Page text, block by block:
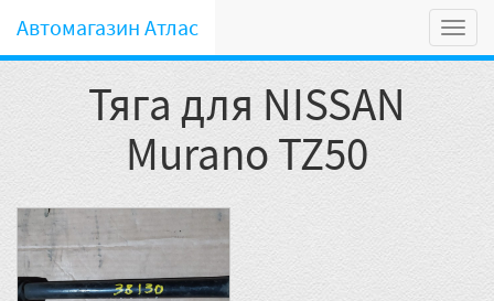
Автомагазин Атлас
Тяга для NISSAN
Murano TZ50